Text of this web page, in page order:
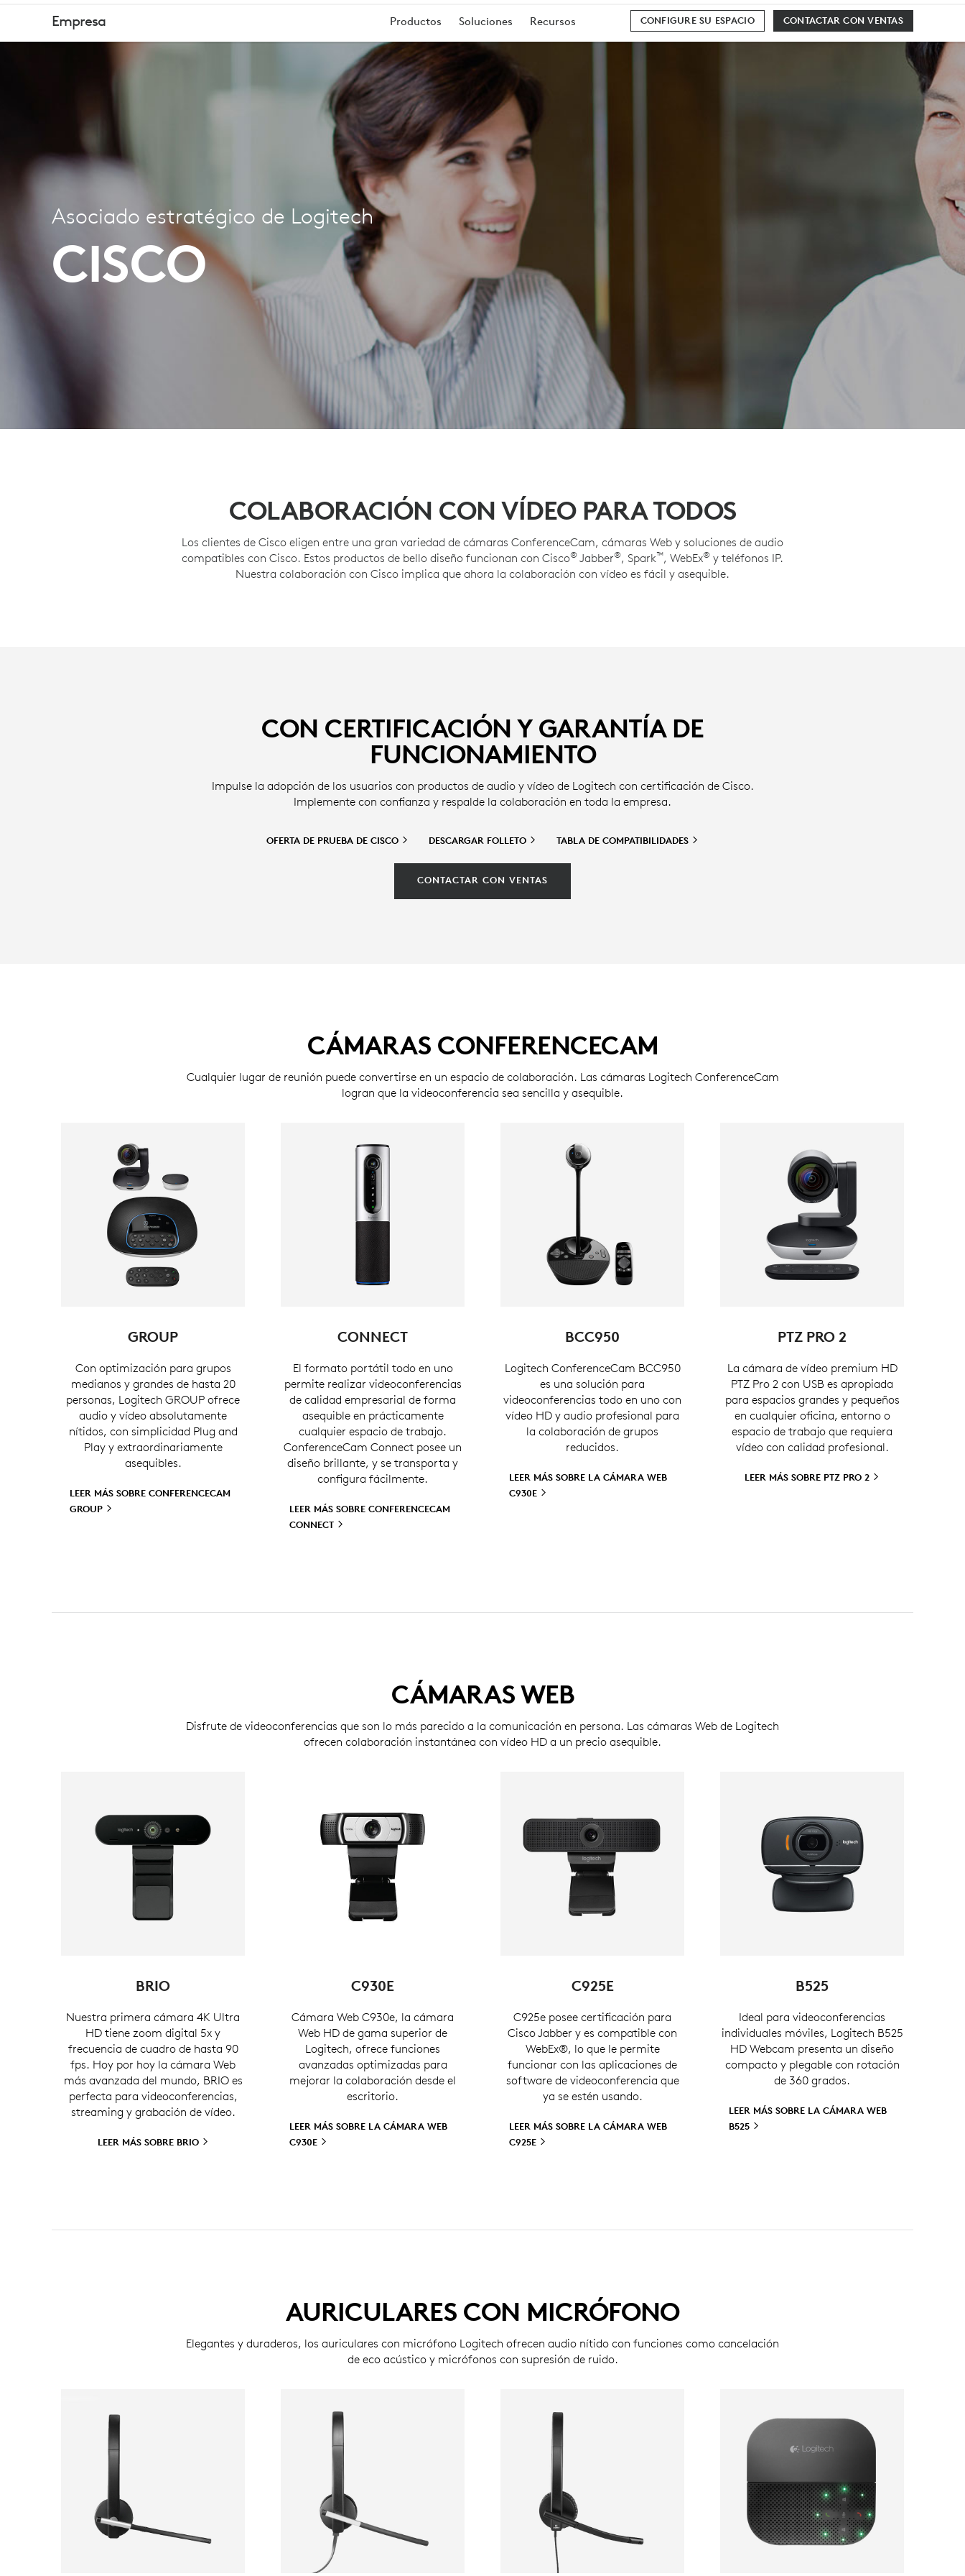
Empresa Productos Soluciones Recursos CONTACTAR CON VENTAS
CONFIGURE SU ESPACIO
ASOCIADO
ESTRATÉGICO
DE
LOGITECH
–
CISCO
Asociado estratégico de Logitech
CISCO
COLABORACIÓN CON VÍDEO PARA TODOS
Los clientes de Cisco eligen entre una gran variedad de cámaras ConferenceCam, cámaras Web y soluciones de audio
compatibles con Cisco. Estos productos de bello diseño funcionan con Cisco®Jabber®, Spark™, WebEx® y teléfonos IP.
Nuestra colaboración con Cisco implica que ahora la colaboración con vídeo es fácil y asequible.
CON CERTIFICACIÓN Y GARANTÍA DE
FUNCIONAMIENTO
Impulse la adopción de los usuarios con productos de audio y vídeo de Logitech con certificación de Cisco.
Implemente con confianza y respalde la colaboración en toda la empresa.
OFERTA DE PRUEBA DE CISCO DESCARGAR FOLLETO TABLA DE COMPATIBILIDADES
CONTACTAR CON VENTAS
CÁMARAS CONFERENCECAM
Cualquier lugar de reunión puede convertirse en un espacio de colaboración. Las cámaras Logitech ConferenceCam
logran que la videoconferencia sea sencilla y asequible.
GROUP
Con optimización para grupos
medianos y grandes de hasta 20
personas, Logitech GROUP ofrece
audio y vídeo absolutamente
nítidos, con simplicidad Plug and
Play y extraordinariamente
asequibles.
LEER MÁS SOBRE CONFERENCECAM
GROUP
CONNECT
El formato portátil todo en uno
permite realizar videoconferencias
de calidad empresarial de forma
asequible en prácticamente
cualquier espacio de trabajo.
ConferenceCam Connect posee un
diseño brillante, y se transporta y
configura fácilmente.
LEER MÁS SOBRE CONFERENCECAM
CONNECT
BCC950
Logitech ConferenceCam BCC950
es una solución para
videoconferencias todo en uno con
vídeo HD y audio profesional para
la colaboración de grupos
reducidos.
LEER MÁS SOBRE LA CÁMARA WEB
C930E
PTZ PRO 2
La cámara de vídeo premium HD
PTZ Pro 2 con USB es apropiada
para espacios grandes y pequeños
en cualquier oficina, entorno o
espacio de trabajo que requiera
vídeo con calidad profesional.
LEER MÁS SOBRE PTZ PRO 2
CÁMARAS WEB
Disfrute de videoconferencias que son lo más parecido a la comunicación en persona. Las cámaras Web de Logitech
ofrecen colaboración instantánea con vídeo HD a un precio asequible.
BRIO
Nuestra primera cámara 4K Ultra
HD tiene zoom digital 5x y
frecuencia de cuadro de hasta 90
fps. Hoy por hoy la cámara Web
más avanzada del mundo, BRIO es
perfecta para videoconferencias,
streaming y grabación de vídeo.
LEER MÁS SOBRE BRIO
C930E
Cámara Web C930e, la cámara
Web HD de gama superior de
Logitech, ofrece funciones
avanzadas optimizadas para
mejorar la colaboración desde el
escritorio.
LEER MÁS SOBRE LA CÁMARA WEB
C930E
C925E
C925e posee certificación para
Cisco Jabber y es compatible con
WebEx®, lo que le permite
funcionar con las aplicaciones de
software de videoconferencia que
ya se estén usando.
LEER MÁS SOBRE LA CÁMARA WEB
C925E
B525
Ideal para videoconferencias
individuales móviles, Logitech B525
HD Webcam presenta un diseño
compacto y plegable con rotación
de 360 grados.
LEER MÁS SOBRE LA CÁMARA WEB
B525
AURICULARES CON MICRÓFONO
Elegantes y duraderos, los auriculares con micrófono Logitech ofrecen audio nítido con funciones como cancelación
de eco acústico y micrófonos con supresión de ruido.